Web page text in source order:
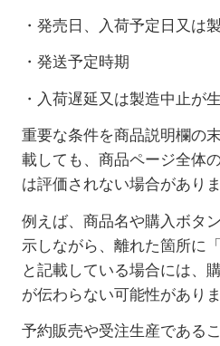
・発売日、入荷予定日又は
・発送予定時期
・入荷遅延又は製造中止が
重要な条件を商品説明欄の
載しても、商品ページ全体
は評価されない場合がありま
例えば、商品名や購入ボタ
示しながら、離れた箇所に
と記載している場合には、
が伝わらない可能性がありま
予約販売や受注生産である